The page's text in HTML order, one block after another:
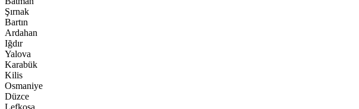
Şırnak
Bartın
Ardahan
Iğdır
Yalova
Karabük
Kilis
Osmaniye
Düzce
Lefkoşa